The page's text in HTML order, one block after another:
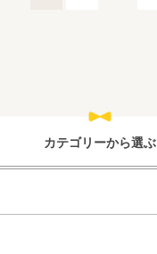
カテゴリーから選ぶ